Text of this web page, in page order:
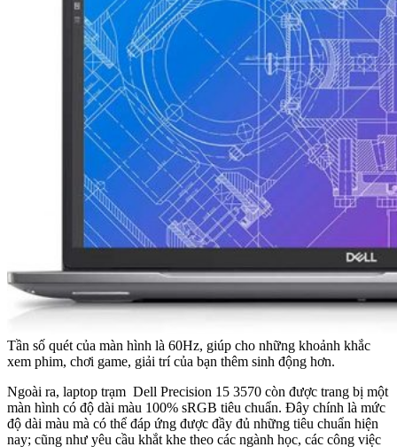
Tần số quét của màn hình là 60Hz, giúp cho những khoảnh khắc
xem phim, chơi game, giải trí của bạn thêm sinh động hơn.
Ngoài ra, laptop trạm Dell Precision 15 3570 còn được trang bị một
màn hình có độ dài màu 100% sRGB tiêu chuẩn. Đây chính là mức
độ dài màu mà có thể đáp ứng được đầy đủ những tiêu chuẩn hiện
nay; cũng như yêu cầu khắt khe theo các ngành học, các công việc